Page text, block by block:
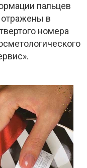
пальцев
отражены в
номера